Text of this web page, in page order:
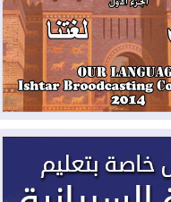
تغرق في الظلام مجددا
أوامر بإجلاء 60 ألف شخص
واشنطن
"حسابي" يُمهل
أغسطس لاستلام